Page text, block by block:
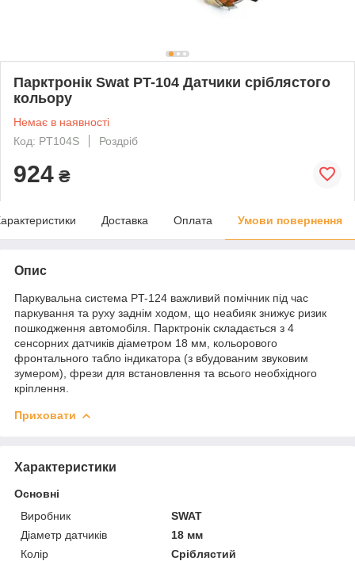
Парктронік Swat PT-104 Датчики сріблястого
кольору
Немає в наявності
Код: PT104S
Роздріб
924 ₴
Доставка Оплата Умови повернення
Опис
Паркувальна система PT-124 важливий помічник під час
паркування та руху заднім ходом, що неабияк знижує ризик
пошкодження автомобіля. Парктронік складається з 4
сенсорних датчиків діаметром 18 мм, кольорового
фронтального табло індикатора (з вбудованим звуковим
зумером), фрези для встановлення та всього необхідного
кріплення.
Приховати
Характеристики
Основні
Виробник
SWAT
Діаметр датчиків
18 мм
Колір
Сріблястий